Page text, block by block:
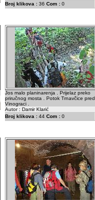
Broj klikova : 36 Com : 0
Jos malo planinarenja . Prijelaz preko
priručnog mosta . Potok Trnavčice pred
Vinograci .
Autor : Damir Klarić
Broj klikova : 44 Com : 0